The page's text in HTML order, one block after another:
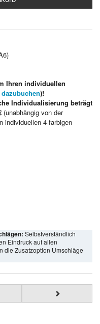
Ihren individuellen
)!
Individualisierung beträgt
(unabhängig von der
individuellen 4-farbigen
Selbstverständlich
Eindruck auf allen
die Zusatzoption Umschläge